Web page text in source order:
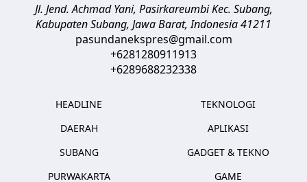
Jl. Jend. Achmad Yani, Pasirkareumbi Kec. Subang,
Kabupaten Subang, Jawa Barat,Indonesia41211
pasundanekspres@gmail.com
+6281280911913
+6289688232338
HEADLINE
DAERAH
SUBANG
PURWAKARTA
TEKNOLOGI
APLIKASI
GADGET & TEKNO
GAME